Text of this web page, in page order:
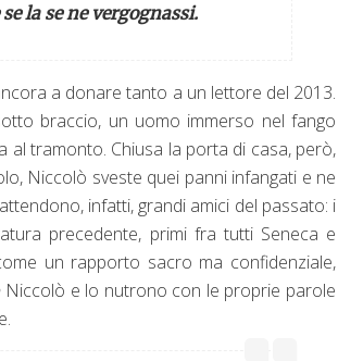
la se ne vergognassi.
a donare tanto a un lettore del 2013.
braccio, un uomo immerso nel fango
tramonto. Chiusa la porta di casa, però,
Niccolò sveste quei panni infangati e ne
infatti, grandi amici del passato: i
precedente, primi fra tutti Seneca e
un rapporto sacro ma confidenziale,
Niccolò e lo nutrono con le proprie parole